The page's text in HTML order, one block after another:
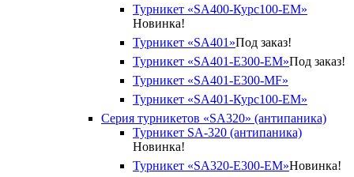
Турникет «SA400-Курс100-EM»
Новинка!
Турникет «SA401»Под заказ!
Турникет «SA401-E300-EM»Под заказ!
Турникет «SA401-E300-MF»
Турникет «SA401-Курс100-EM»
Серия турникетов «SA320» (антипаника)
Турникет SA-320 (антипаника)
Новинка!
Турникет «SA320-Е300-EM»Новинка!